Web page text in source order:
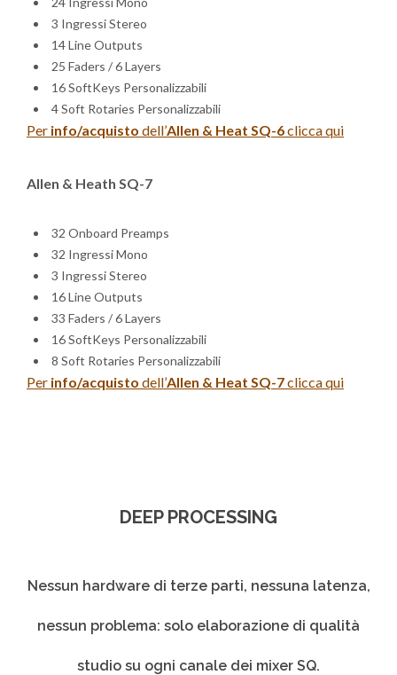
3 Ingressi Stereo
14 Line Outputs
25 Faders / 6 Layers
16 SoftKeys Personalizzabili
4 Soft Rotaries Personalizzabili
Per info/acquisto dell’Allen & Heat SQ-6clicca qui
Allen & Heath SQ-7
32 Onboard Preamps
32 Ingressi Mono
3 Ingressi Stereo
16 Line Outputs
33 Faders / 6 Layers
16 SoftKeys Personalizzabili
8 Soft Rotaries Personalizzabili
Per info/acquisto dell’Allen & Heat SQ-7clicca qui
DEEP PROCESSING
Nessun hardware di terze parti, nessuna latenza,
nessun problema: solo elaborazione di qualità
studio su ogni canale dei mixer SQ.